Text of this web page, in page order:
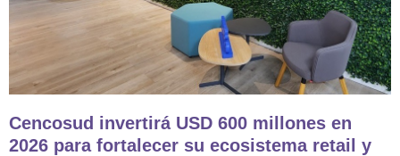
Cencosud invertirá USD 600 millones en
2026 para fortalecer su ecosistema retail y